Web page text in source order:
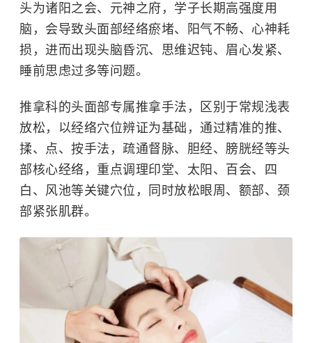
头为诸阳之会、元神之府，学子长期高强度用
脑，会导致头面部经络瘀堵、阳气不畅、心神耗
损，进而出现头脑昏沉、思维迟钝、眉心发紧、
睡前思虑过多等问题。
推拿科的头面部专属推拿手法 ，区别于常规浅表
放松，以经络穴位辨证为基础，通过精准的推、
揉、点、按手法，疏通督脉、胆经、膀胱经等头
部核心经络，重点调理印堂、太阳、百会、四
白、风池等关键穴位，同时放松眼周、额部、颈
部紧张肌群。